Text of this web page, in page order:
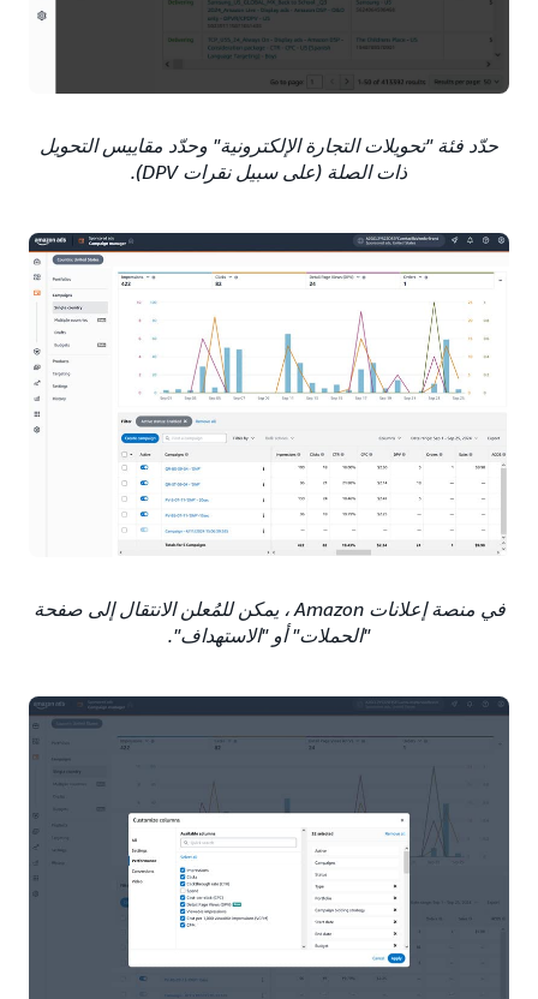
حدّد فئة "تحويلات التجارة الإلكترونية" وحدّد مقاييس التحويل
ذات الصلة (على سبيل نقرات DPV).
في منصة إعلانات Amazon ، يمكن للمُعلن الانتقال إلى صفحة
"الحملات" أو "الاستهداف".